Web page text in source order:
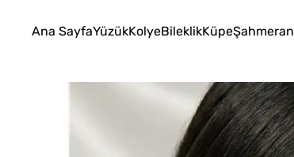
Ana SayfaYüzükKolyeBileklikKüpeŞahmeran